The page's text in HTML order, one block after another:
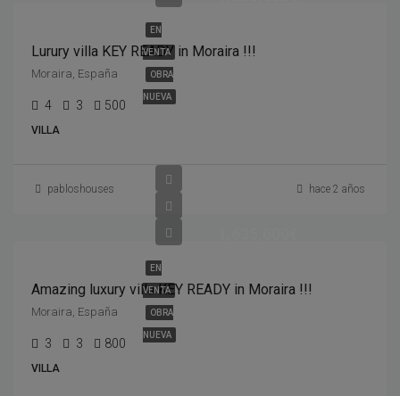
EN
VENTA
OBRA
NUEVA
Lurury villa KEY READY in Moraira !!!
Moraira, España
4 3 500
VILLA
pabloshouses hace 2 años
EN
VENTA
OBRA
NUEVA
Amazing luxury villa KEY READY in Moraira !!!
Moraira, España
3 3 800
VILLA